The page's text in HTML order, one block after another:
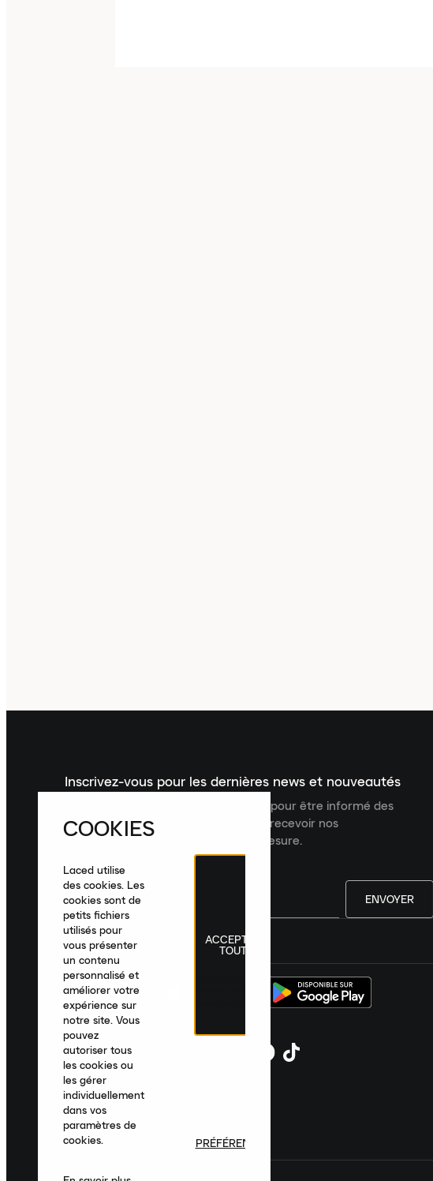
Inscrivez-vous pour les dernières news et nouveautés
Inscrivez-vous à la newsletter Laced pour être informé des
dernières nouveautés, collections et recevoir nos
recommandations de produits sur mesure.
ENVOYER
France|Français
COOKIES
Laced utilise
des cookies. Les
cookies sont de
petits fichiers
utilisés pour
vous présenter
un contenu
personnalisé et
améliorer votre
expérience sur
notre site. Vous
pouvez
autoriser tous
les cookies ou
les gérer
individuellement
dans vos
paramètres de
cookies.
ACCEPTER
TOUT
PRÉFÉRENCES